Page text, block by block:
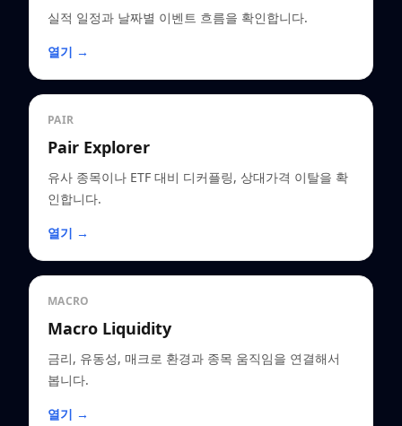
실적 일정과 날짜별 이벤트 흐름을 확인합니다.
열기 →
PAIR
Pair Explorer
유사 종목이나 ETF 대비 디커플링, 상대가격 이탈을 확
인합니다.
열기 →
MACRO
Macro Liquidity
금리, 유동성, 매크로 환경과 종목 움직임을 연결해서
봅니다.
열기 →